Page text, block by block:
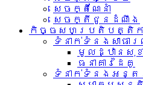
សេចក្តីណែនាំ
សេចក្តីជូនដំណឹង
កិច្ចសហប្រតិបត្តិក
ទំនាក់ទំនង​សាធារ
មូលដ្ឋានសុខ
ធនាគារដៃគូ
ទំនាក់​ទំនង​អន្ត